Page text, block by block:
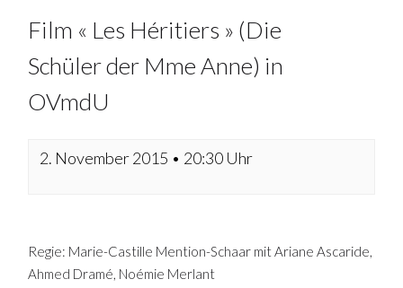
Film « Les Héritiers » (Die
Schüler der Mme Anne) in
OVmdU
2. November 2015 • 20:30 Uhr
Regie: Marie-Castille Mention-Schaar mit Ariane Ascaride,
Ahmed Dramé, Noémie Merlant